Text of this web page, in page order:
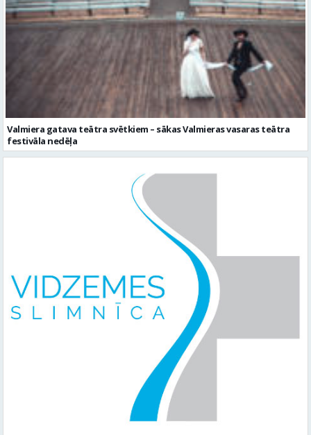
Valmiera gatava teātra svētkiem – sākas Valmieras vasaras teātra
festivāla nedēļa